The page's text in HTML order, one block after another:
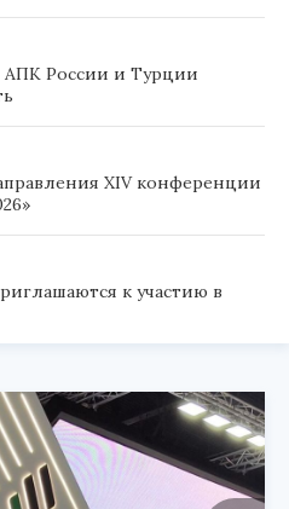
АПК России и Турции
XIV конференции
к участию в